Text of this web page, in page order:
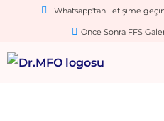
Whatsapp'tan iletişime
Önce Sonra FFS